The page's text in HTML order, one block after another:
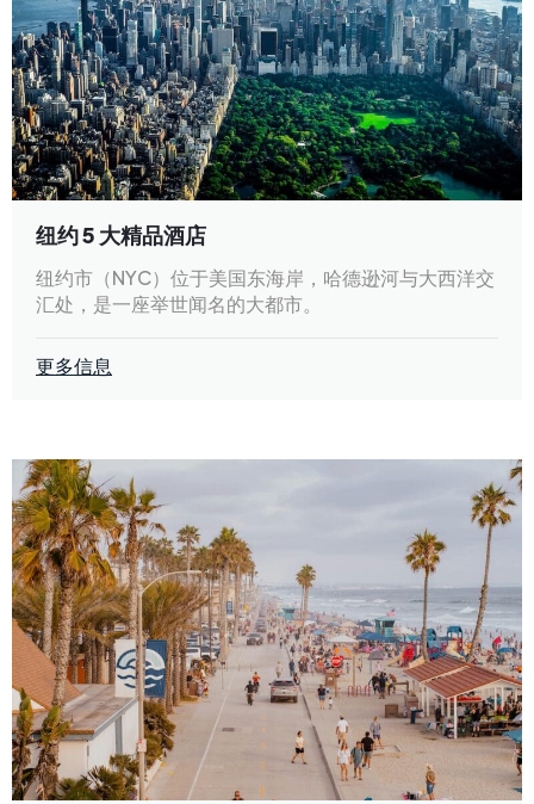
纽约 5 大精品酒店
纽约市（NYC）位于美国东海岸，哈德逊河与大西洋交
汇处，是一座举世闻名的大都市。
更多信息